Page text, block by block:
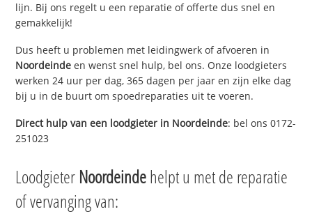
lijn. Bij ons regelt u een reparatie of offerte dus snel en
gemakkelijk!
Dus heeft u problemen met leidingwerk of afvoeren in
Noordeinde en wenst snel hulp, bel ons. Onze loodgieters
werken 24 uur per dag, 365 dagen per jaar en zijn elke dag
bij u in de buurt om spoedreparaties uit te voeren.
Direct hulp van een loodgieter in Noordeinde: bel ons 0172-
251023
Loodgieter Noordeindehelpt u met de reparatie
of vervanging van: